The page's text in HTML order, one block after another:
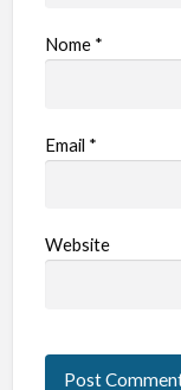
Nome *
Email *
Website